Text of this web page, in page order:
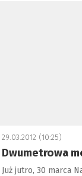
29.03.2012 (10:25)
Dwumetrowa
Już jutro, 30 marca